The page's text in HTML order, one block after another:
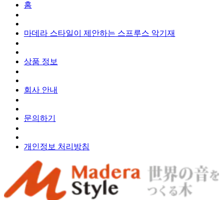
홈
마데라 스타일이 제안하는 스프루스 악기재
상품 정보
회사 안내
문의하기
개인정보 처리방침